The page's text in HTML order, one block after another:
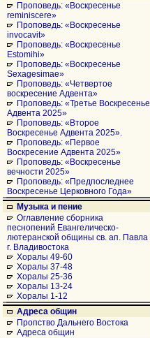
Проповедь: «Воскресенье
reminiscere»
Проповедь: «Воскресенье
invocavit»
Проповедь: «Воскресенье
Estomihi»
Проповедь: «Воскресенье
Sexagesimae»
Проповедь: «Четвертое
воскресение Адвента»
Проповедь: «Третье Воскресенье
Адвента 2025»
Проповедь: «Второе
Воскресенье Адвента 2025».
Проповедь: «Первое
Воскресение Адвента 2025»
Проповедь: «Воскресенье
вечности 2025»
Проповедь: «Предпоследнее
Воскресенье Церковного Года»
Музыка и пение
Оглавление сборника
песнопений Евангелическо-
лютеранской общины св. ап. Павла
г. Владивостока
Хоралы 49-60
Хоралы 37-48
Хоралы 25-36
Хоралы 13-24
Хоралы 1-12
Адреса общин
Пропство Дальнего Востока
Адреса общин